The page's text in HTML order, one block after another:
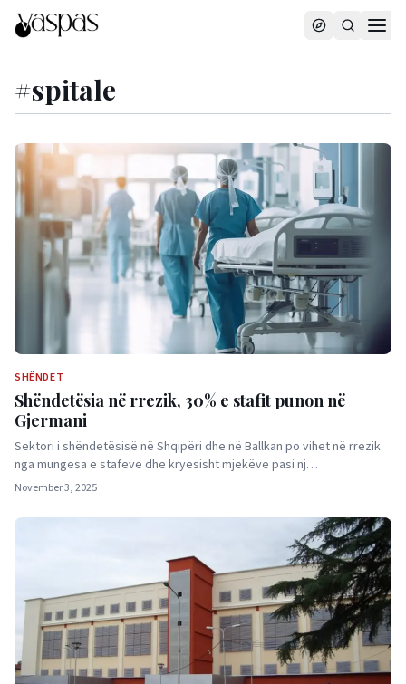
#spitale
SHËNDET
Shëndetësia në rrezik, 30% e stafit punon në
Gjermani
Sektori i shëndetësisë në Shqipëri dhe në Ballkan po vihet në rrezik
nga mungesa e stafeve dhe kryesisht mjekëve pasi nj…
November 3, 2025